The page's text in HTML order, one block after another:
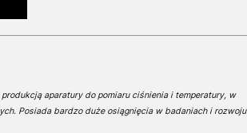
aparatury do pomiaru ciśnienia i temperatury, w
Posiada bardzo duże osiągnięcia w badaniach i rozwoju